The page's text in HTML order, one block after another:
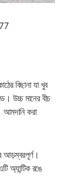
বিছানা যা খুব
উচ্চ মানের বীচ
করা
আড়ম্বরপূর্ণ।
অ্যান্টিক রঙে